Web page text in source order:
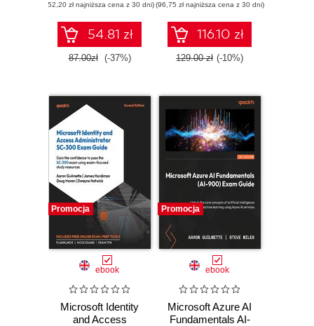
cyfrowa procesów
biznesowych.
Wydanie II
(52,20 zł najniższa cena z 30 dni)
54.81 zł
87.00zł (-37%)
powered cloud and
desktop workflows
using low-code
automation - Third
Edition
(96,75 zł najniższa cena z 30 dni)
116.10 zł
129.00 zł (-10%)
Promocja
ebook
Microsoft Identity
and Access
Promocja
ebook
Microsoft Azure AI
Fundamentals AI-